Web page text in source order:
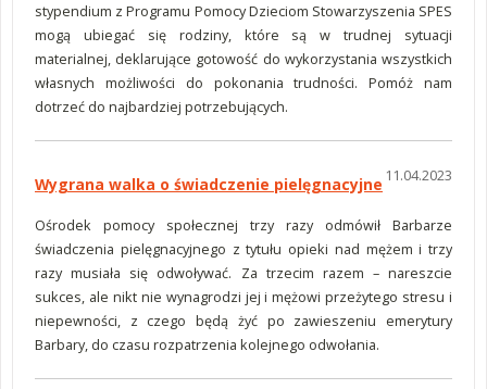
stypendium z Programu Pomocy Dzieciom Stowarzyszenia SPES
mogą ubiegać się rodziny, które są w trudnej sytuacji
materialnej, deklarujące gotowość do wykorzystania wszystkich
własnych możliwości do pokonania trudności. Pomóż nam
dotrzeć do najbardziej potrzebujących.
11.04.2023
Wygrana walka o świadczenie pielęgnacyjne
Ośrodek pomocy społecznej trzy razy odmówił Barbarze
świadczenia pielęgnacyjnego z tytułu opieki nad mężem i trzy
razy musiała się odwoływać. Za trzecim razem – nareszcie
sukces, ale nikt nie wynagrodzi jej i mężowi przeżytego stresu i
niepewności, z czego będą żyć po zawieszeniu emerytury
Barbary, do czasu rozpatrzenia kolejnego odwołania.